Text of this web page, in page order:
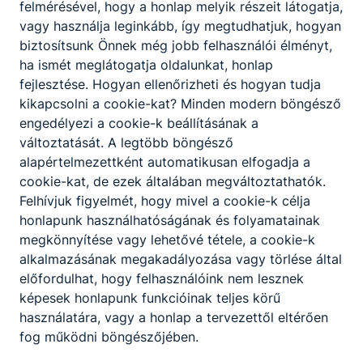
felmérésével, hogy a honlap melyik részeit látogatja,
vagy használja leginkább, így megtudhatjuk, hogyan
biztosítsunk Önnek még jobb felhasználói élményt,
ha ismét meglátogatja oldalunkat, honlap
fejlesztése. Hogyan ellenőrizheti és hogyan tudja
kikapcsolni a cookie-kat? Minden modern böngésző
engedélyezi a cookie-k beállításának a
változtatását. A legtöbb böngésző
alapértelmezettként automatikusan elfogadja a
cookie-kat, de ezek általában megváltoztathatók.
Felhívjuk figyelmét, hogy mivel a cookie-k célja
honlapunk használhatóságának és folyamatainak
megkönnyítése vagy lehetővé tétele, a cookie-k
alkalmazásának megakadályozása vagy törlése által
előfordulhat, hogy felhasználóink nem lesznek
képesek honlapunk funkcióinak teljes körű
használatára, vagy a honlap a tervezettől eltérően
fog működni böngészőjében.